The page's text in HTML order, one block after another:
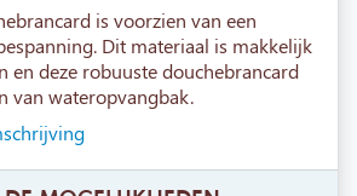
is voorzien van een
Dit materiaal is makkelijk
en deze robuuste douchebrancard
van wateropvangbak.